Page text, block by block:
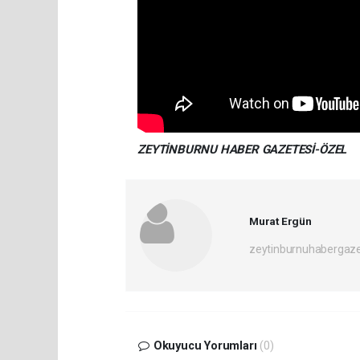
ZEYTİNBURNU HABER GAZETESİ-ÖZEL
Murat Ergün
Okuyucu Yorumları (0)